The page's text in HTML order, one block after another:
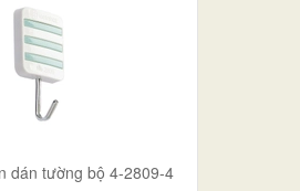
dán tường bộ 4-2809-4